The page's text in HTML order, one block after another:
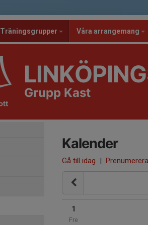
Träningsgrupper Våra arrangemang
Grupp Kast
Kalender
Gå till idag | Prenumerera
1
Fre